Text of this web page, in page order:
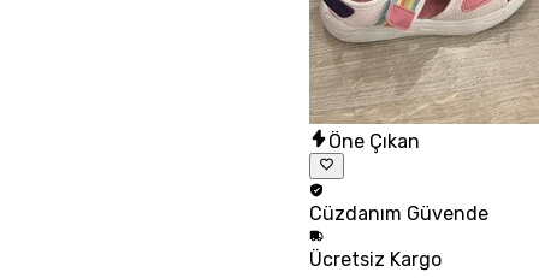
Öne Çıkan
Cüzdanım Güvende
Ücretsiz Kargo